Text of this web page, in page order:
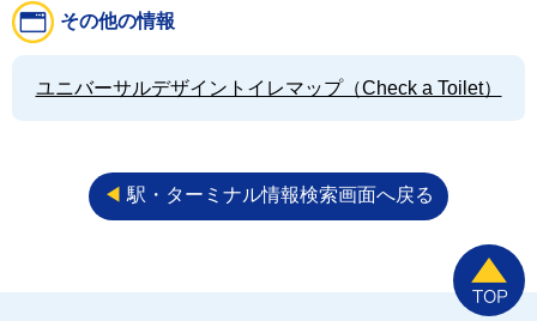
その他の情報
ユニバーサルデザイントイレマップ（Check a Toilet）
◀︎ 駅・ターミナル情報検索画面へ戻る